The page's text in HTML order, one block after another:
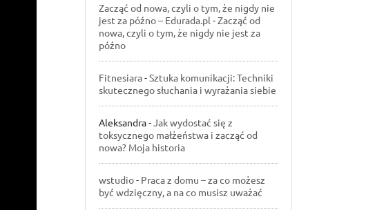
Zacząć od nowa, czyli o tym, że nigdy nie
jest za późno – Edurada.pl -Zacząć od
nowa, czyli o tym, że nigdy nie jest za
późno
Fitnesiara-Sztuka komunikacji: Techniki
skutecznego słuchania i wyrażania siebie
Aleksandra-Jak wydostać się z
toksycznego małżeństwa i zacząć od
nowa? Moja historia
wstudio- Praca z domu – za co możesz
być wdzięczny, a na co musisz uważać